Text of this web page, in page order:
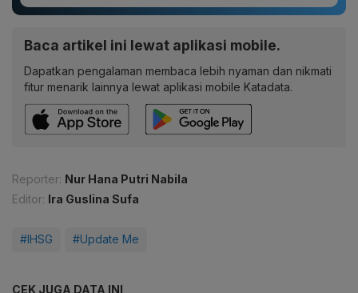
Baca artikel ini lewat aplikasi mobile.
Dapatkan pengalaman membaca lebih nyaman dan nikmati
fitur menarik lainnya lewat aplikasi mobile Katadata.
Reporter: Nur Hana Putri Nabila
Editor: Ira Guslina Sufa
#IHSG #Update Me
CEK JUGA DATA INI